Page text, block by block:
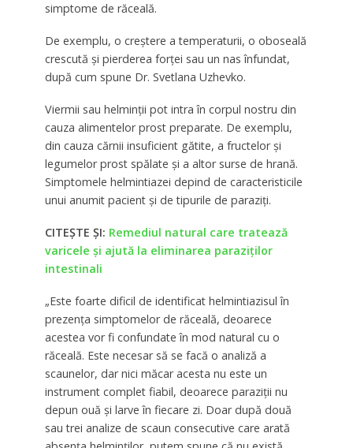
simptome de răceală.
De exemplu, o creștere a temperaturii, o oboseală
crescută și pierderea forței sau un nas înfundat,
după cum spune Dr. Svetlana Uzhevko.
Viermii sau helminții pot intra în corpul nostru din
cauza alimentelor prost preparate. De exemplu,
din cauza cărnii insuficient gătite, a fructelor și
legumelor prost spălate și a altor surse de hrană.
Simptomele helmintiazei depind de caracteristicile
unui anumit pacient și de tipurile de paraziți.
CITEȘTE ȘI: Remediul natural care tratează
varicele și ajută la eliminarea paraziților
intestinali
„Este foarte dificil de identificat helmintiazisul în
prezența simptomelor de răceală, deoarece
acestea vor fi confundate în mod natural cu o
răceală. Este necesar să se facă o analiză a
scaunelor, dar nici măcar acesta nu este un
instrument complet fiabil, deoarece paraziții nu
depun ouă și larve în fiecare zi. Doar după două
sau trei analize de scaun consecutive care arată